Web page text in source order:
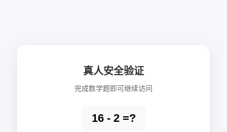
真人安全验证
完成数学题即可继续访问
16 - 2 =?